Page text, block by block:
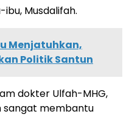
ibu, Musdalifah.
Menjatuhkan,
Politik Santun
dokter Ulfah-MHG,
sangat membantu